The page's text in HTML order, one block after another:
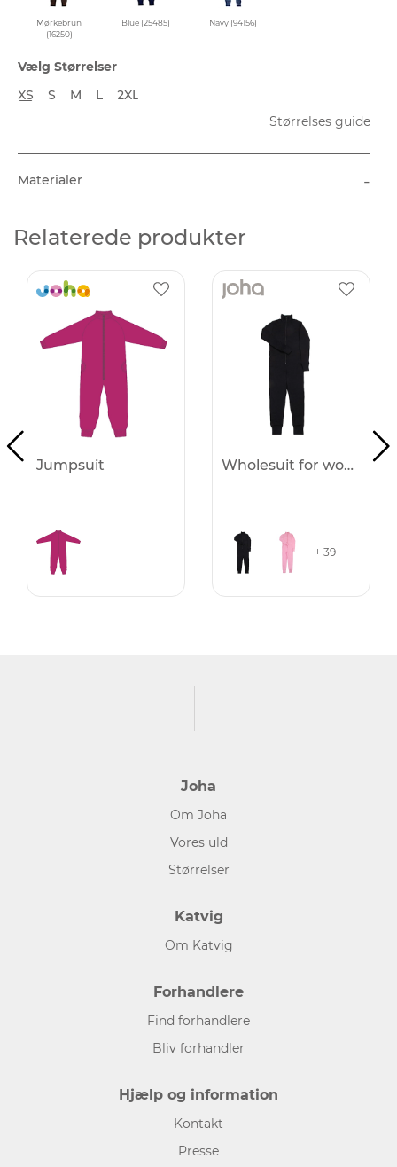
Mørkebrun
(16250)
Blue (25485) Navy (94156)
Vælg Størrelser
XS
S M L
2XL
Størrelses guide
Materialer -
Relaterede produkter
Jumpsuit Wholesuit for women
+ 39
Joha
Om Joha
Vores uld
Størrelser
Katvig
Om Katvig
Forhandlere
Find forhandlere
Bliv forhandler
Hjælp og information
Kontakt
Presse